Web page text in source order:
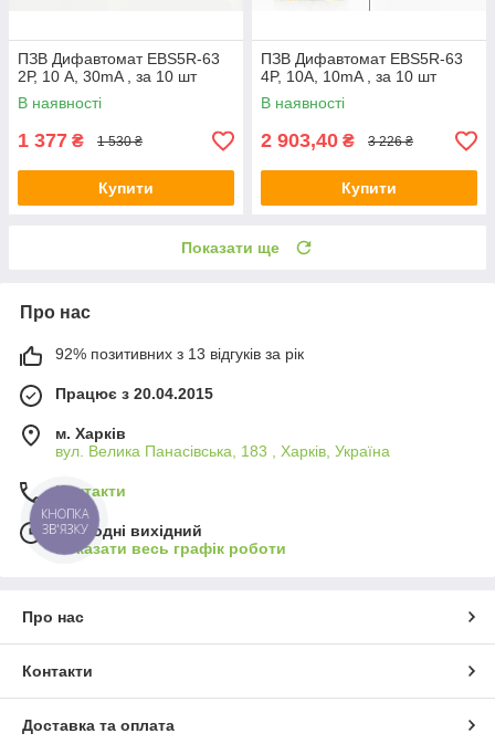
ПЗВ Дифавтомат EBS5R-63
2Р, 10 A, 30mA , за 10 шт
В наявності
1 377 ₴ 1 530 ₴
Купити
ПЗВ Дифавтомат EBS5R-63
4P, 10A, 10mA , за 10 шт
В наявності
2 903,40 ₴ 3 226 ₴
Купити
Показати ще
Про нас
92% позитивних з 13 відгуків за рік
Працює з 20.04.2015
м. Харків
вул. Велика Панасівська, 183 , Харків, Україна
Контакти
Сьогодні вихідний
Показати весь графік роботи
Про нас
Контакти
Доставка та оплата
КНОПКА
ЗВ'ЯЗКУ